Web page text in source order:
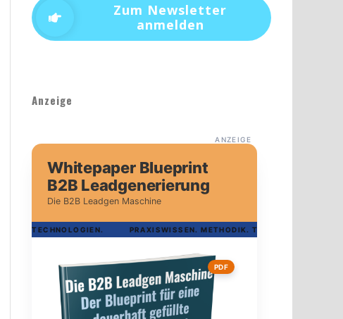
Zum Newsletter
anmelden
Anzeige